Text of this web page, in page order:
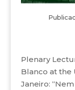
Plenary
Blanco at the
Janeiro: